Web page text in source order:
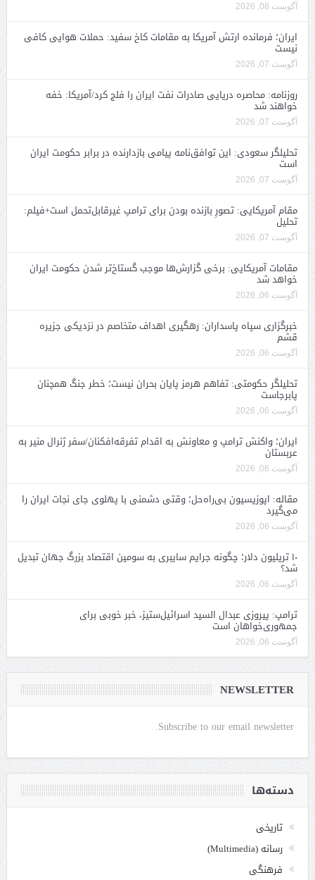
آگوست 08, 2026
ایران؛ فرمانده ارتش آمریکا به مقامات کاخ سفید: حملات هوایی کافی
نیست
آگوست 07, 2026
روزنامه: محاصره دریایی صادرات نفت ایران را فلج کرد/آمریکا: خفه
خواهند شد
آگوست 07, 2026
تحلیلگر سعودی: این توافق‌نامه پیامی بازدارنده در برابر حکومت ایران
است
آگوست 07, 2026
مقام آمریکایی: تصورِ بازنده بودن برای ترامپ غیرقابل‌تحمل است+فیلم:
تحلیل
آگوست 07, 2026
مقامات آمریکایی: برخی گزارش‌ها موجب گستاخ‌تر شدن حکومت ایران
خواهد شد
آگوست 06, 2026
خبرگزاری سپاه پاسداران: رهگیری اهداف متخاصم در نزدیکی جزیره
قشم
آگوست 06, 2026
تحلیلگر حکومتی: تفاهم هرمز پایان بحران نیست؛ خطر جنگ همچنان
پابرجاست
آگوست 06, 2026
ایران؛ واکنش ترامپ و معاونش به اقدام تفرقه‌افکنان/سفر ژنرال منیر به
عربستان
آگوست 06, 2026
مقاله: اپوزیسیون بی‌راه‌حل؛ وقتی دشمنی با پهلوی جای نجات ایران را
می‌گیرد
آگوست 06, 2026
۱۰ تریلیون دلار؛ چگونه جرایم سایبری به سومین اقتصاد بزرگ جهان تبدیل
شد؟
آگوست 06, 2026
ترامپ: پیروزی عبدال السید اسرائیل‌ستیز، خبر خوبی برای
جمهوری‌خواهان است
آگوست 06, 2026
NEWSLETTER
Subscribe to our email newsletter.
دسته‌ها
تاریخی
رسانه (Multimedia)
فرهنگی